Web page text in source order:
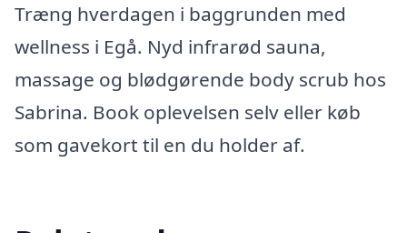
Træng hverdagen i baggrunden med
wellness i Egå. Nyd infrarød sauna,
massage og blødgørende body scrub hos
Sabrina. Book oplevelsen selv eller køb
som gavekort til en du holder af.